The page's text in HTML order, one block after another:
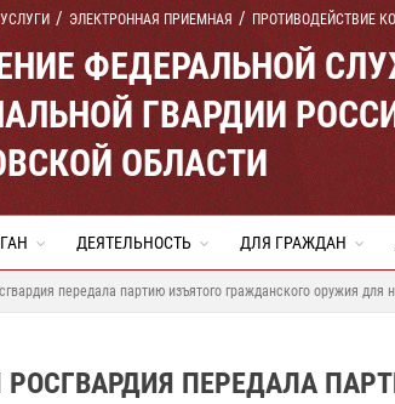
ЭЛЕКТРОННАЯ ПРИЕМНАЯ ПРОТИВОДЕЙСТВИЕ
ФЕДЕРАЛЬНОЙ
ГВАРДИИ
ОБЛАСТИ
ДЕЯТЕЛЬНОСТЬ ДЛЯ ГРАЖДАН
передала партию изъятого гражданского оружия для
РОСГВАРДИЯ ПЕРЕДАЛА